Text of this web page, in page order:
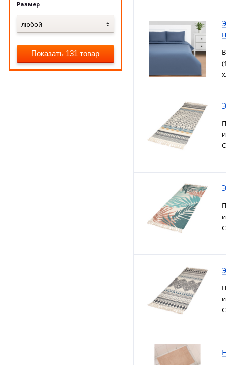
Размер
любой
Показать 131 товар